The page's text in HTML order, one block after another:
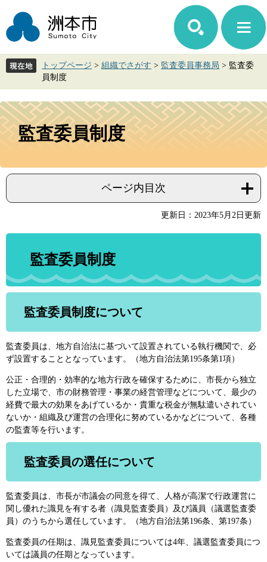
ジ
先
ュ
を
て
本
トップページ > 組織でさがす > 監査委員事務局 > 監査委
員制度
本
文
監査委員制度
ページ内目次
更新日：2023年5月2日更新
監査委員制度
監査委員制度について
監査委員は、地方自治法に基づいて設置されている執行機関で、必
ず設置することとなっています。（地方自治法第195条第1項）
公正・合理的・効率的な地方行政を確保するために、市長から独立
した立場で、市の財務管理・事業の経営管理などについて、最少の
経費で最大の効果をあげているか・貴重な税金が無駄遣いされてい
ないか・組織及び運営の合理化に努めているかなどについて、各種
の監査等を行います。
監査委員の選任について
監査委員は、市長が市議会の同意を得て、人格が高潔で行政運営に
関し優れた識見を有する者（識見監査委員）及び議員（議選監査委
員）のうちから選任しています。（地方自治法第196条、第197条）
監査委員の任期は、識見監査委員については4年、議選監査委員につ
いては議員の任期となっています。